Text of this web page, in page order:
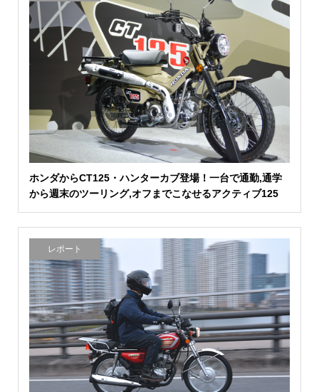
ホンダからCT125・ハンターカブ登場！一台で通勤,通学
から週末のツーリング,オフまでこなせるアクティブ125
レポート